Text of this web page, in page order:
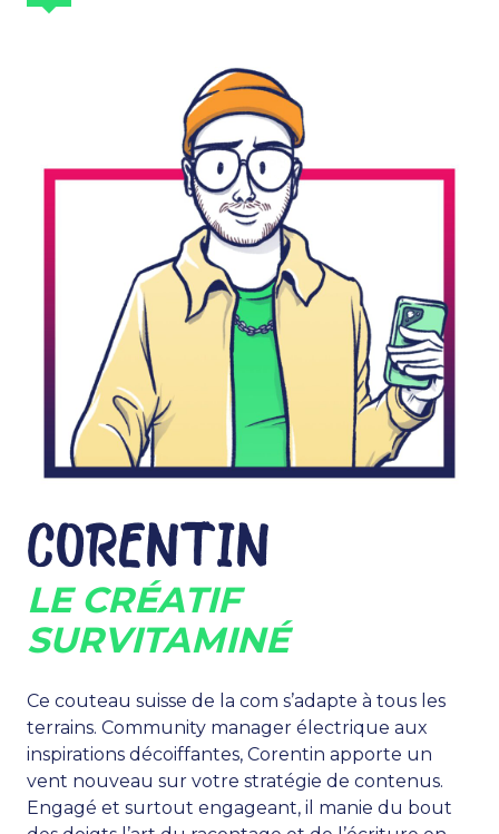
CORENTIN
LE CRÉATIF
SURVITAMINÉ
Ce couteau suisse de la com s’adapte à tous les
terrains. Community manager électrique aux
inspirations décoiffantes, Corentin apporte un
vent nouveau sur votre stratégie de contenus.
Engagé et surtout engageant, il manie du bout